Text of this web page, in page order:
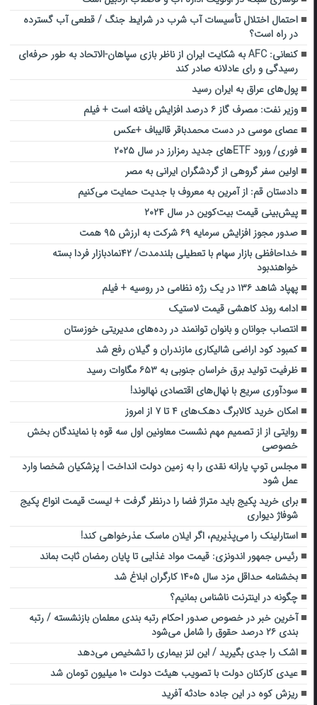
احتمال اختلال تأسیسات آب شرب در شرایط جنگ / قطعی آب گسترده
در راه است؟
کنعانی: AFC به شکایت ایران از ناظر بازی سپاهان-الاتحاد به طور حرفه‌ای
رسیدگی و رای عادلانه صادر کند
پول‌های عراق به ایران رسید
وزیر نفت: مصرف گاز ۶ درصد افزایش یافته است + فیلم
عصای موسی در دست محمدباقر قالیباف +عکس
فوری/ ورود ETF‌های جدید رمزارز در سال ۲۰۲۵
اولین سفر گروهی از گردشگران ایرانی به مصر
دادستان قم: از آمرین به معروف با جدیت حمایت می‌کنیم
پیش‌بینی قیمت بیت‌کوین در سال ۲۰۲۴
صدور مجوز افزایش سرمایه ۶۹ شرکت به ارزش ۹۵ همت
خداحافظی بازار سهام با تعطیلی بلندمدت/ ۴۲نمادبازار فردا بسته
خواهندبود
پهپاد شاهد ۱۳۶ در یک رژه نظامی در روسیه + فیلم
ادامه روند کاهشی قیمت لاستیک
انتصاب جوانان و بانوان توانمند در رده‌ها‌ی مدیریتی خوزستان
کمبود کود اراضی شالیکاری مازندران و گیلان رفع شد
ظرفیت تولید برق خراسان جنوبی به ۶۵۳ مگاوات رسید
سودآوری سریع با نهال‌های اقتصادی نهالوند!
امکان خرید کالابرگ دهک‌های ۴ تا ۷ از امروز
روایتی از از تصمیم مهم نشست معاونین اول سه قوه با نمایندگان بخش
خصوصی
مجلس توپ یارانه نقدی را به زمین دولت انداخت | پزشکیان شخصا وارد
عمل شود
برای خرید پکیج باید متراژ فضا را درنظر گرفت + لیست قیمت انواع پکیج
شوفاژ دیواری
استارلینک را می‌پذیریم، اگر ایلان ماسک عذرخواهی کند!
رئیس جمهور اندونزی: قیمت مواد غذایی تا پایان رمضان ثابت بماند
بخشنامه حداقل مزد سال ۱۴۰۵ کارگران ابلاغ شد
چگونه در اینترنت ناشناس بمانیم؟
آخرین خبر در خصوص صدور احکام رتبه بندی معلمان بازنشسته / رتبه
بندی ۲۶ درصد حقوق را شامل می‌شود
اشک‌ را جدی بگیرید / این لنز بیماری را تشخیص می‌دهد
عیدی کارکنان دولت با تصویب هیئت دولت ۱۰ میلیون تومان شد
ریزش کوه در این جاده حادثه آفرید